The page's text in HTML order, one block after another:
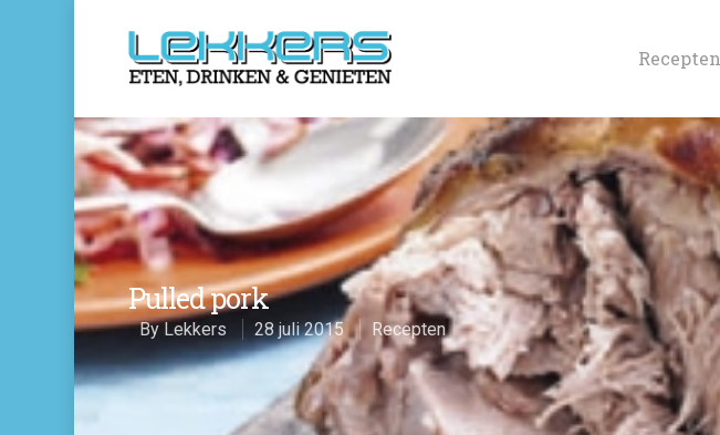
Recepten
Pulled pork
ByLekkers 28 juli 2015 Recepten